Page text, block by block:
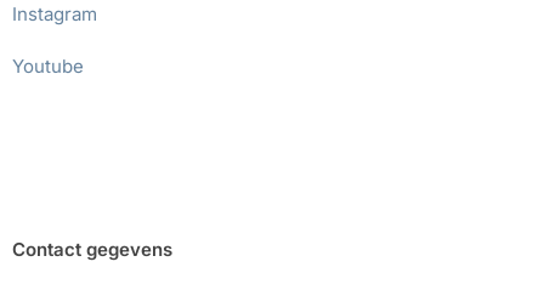
Instagram
Youtube
Contact gegevens